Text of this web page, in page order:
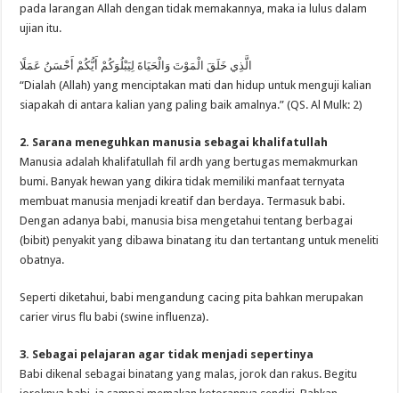
pada larangan Allah dengan tidak memakannya, maka ia lulus dalam
ujian itu.
الَّذِي خَلَقَ الْمَوْتَ وَالْحَيَاةَ لِيَبْلُوَكُمْ أَيُّكُمْ أَحْسَنُ عَمَلًا
“Dialah (Allah) yang menciptakan mati dan hidup untuk menguji kalian
siapakah di antara kalian yang paling baik amalnya.” (QS. Al Mulk: 2)
2. Sarana meneguhkan manusia sebagai khalifatullah
Manusia adalah khalifatullah fil ardh yang bertugas memakmurkan
bumi. Banyak hewan yang dikira tidak memiliki manfaat ternyata
membuat manusia menjadi kreatif dan berdaya. Termasuk babi.
Dengan adanya babi, manusia bisa mengetahui tentang berbagai
(bibit) penyakit yang dibawa binatang itu dan tertantang untuk meneliti
obatnya.
Seperti diketahui, babi mengandung cacing pita bahkan merupakan
carier virus flu babi (swine influenza).
3. Sebagai pelajaran agar tidak menjadi sepertinya
Babi dikenal sebagai binatang yang malas, jorok dan rakus. Begitu